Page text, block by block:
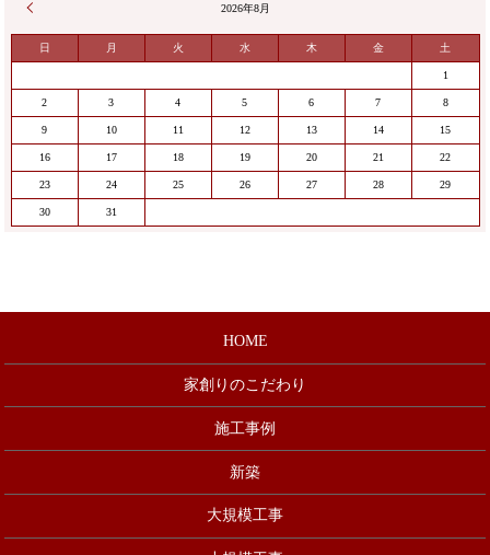
2026年8月
日 月 火 水 木 金 土
1
2 3 4 5 6 7 8
9 10 11 12 13 14 15
16 17 18 19 20 21 22
23 24 25 26 27 28 29
30 31
HOME
家創りのこだわり
施工事例
新築
大規模工事